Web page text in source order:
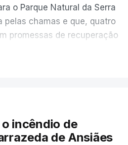
o Parque Natural da Serra
pelas chamas e que, quatro
promessas de recuperação
ESTÁ NESTE
incêndio de
de Ansiães